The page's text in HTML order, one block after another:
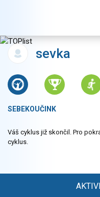
sevka
SEBEKOUČINK
Váš cyklus již skončil. Pro
cyklus.